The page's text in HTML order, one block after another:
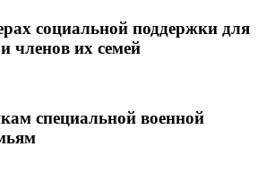
социальной поддержки для
членов их семей
специальной военной